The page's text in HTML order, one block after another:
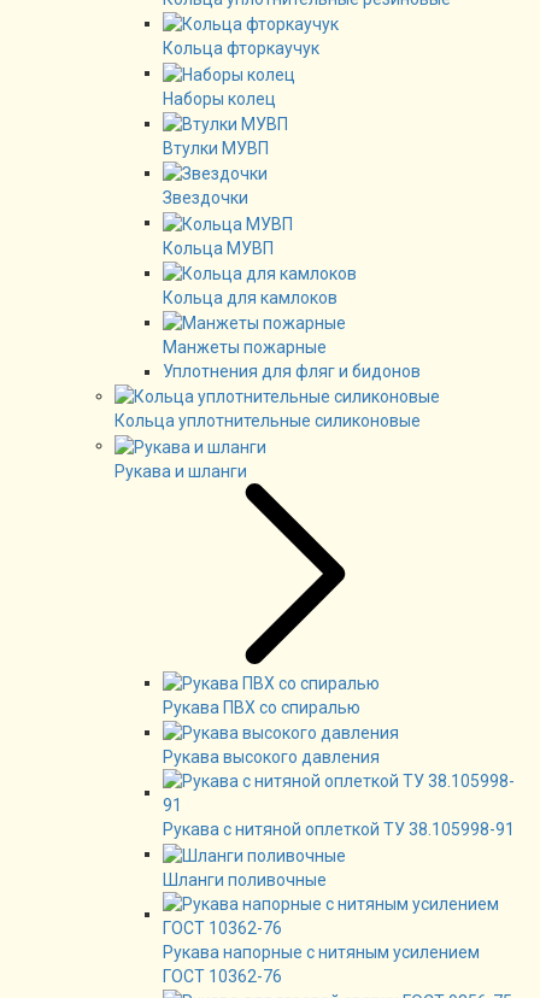
Кольца фторкаучук
Наборы колец
Втулки МУВП
Звездочки
Кольца МУВП
Кольца для камлоков
Манжеты пожарные
Уплотнения для фляг и бидонов
Кольца уплотнительные силиконовые
Рукава и шланги
Рукава ПВХ со спиралью
Рукава высокого давления
Рукава с нитяной оплеткой ТУ 38.105998-91
Шланги поливочные
Рукава напорные с нитяным усилением
ГОСТ 10362-76